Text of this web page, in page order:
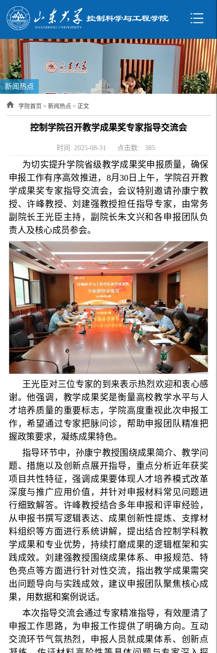
新闻热点
学院首页 >新闻热点 > 正文
控制学院召开教学成果奖专家指导交流会
时间: 2025-08-31 点击数: 385
为切实提升学院省级教学成果奖申报质量，确保
申报工作有序高效推进，8月30日上午，学院召开教
学成果奖专家指导交流会，会议特别邀请孙康宁教
授、许峰教授、刘建强教授担任指导专家，由常务
副院长王光臣主持，副院长朱文兴和各申报团队负
责人及核心成员参会。
王光臣对三位专家的到来表示热烈欢迎和衷心感
谢。他强调，教学成果奖是衡量高校教学水平与人
才培养质量的重要标志，学院高度重视此次申报工
作，希望通过专家把脉问诊，帮助申报团队精准把
握政策要求，凝练成果特色。
指导环节中，孙康宁教授围绕成果简介、教学问
题、措施以及创新点展开指导，重点分析近年获奖
项目共性特征，强调成果要体现人才培养模式改革
深度与推广应用价值，并针对申报材料常见问题进
行细致解答。许峰教授结合多年申报和评审经验，
从申报书撰写逻辑表达、成果创新性提炼、支撑材
料组织等方面进行系统讲解，提出结合控制学科教
学成果和专业优势，持续打磨成果的逻辑框架和实
践成效。刘建强教授围绕成果体系、申报规范、特
色亮点等方面进行针对性交流，指出教学成果需突
出问题导向与实践成效，建议申报团队聚焦核心成
果，用数据和案例说话。
本次指导交流会通过专家精准指导，有效厘清了
申报工作思路，为申报工作提供了明确方向。互动
交流环节气氛热烈，申报人员就成果体系、创新点